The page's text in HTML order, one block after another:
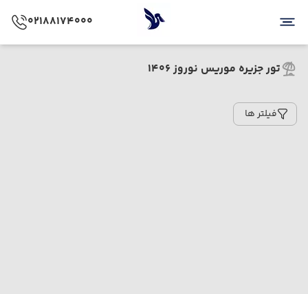
02188174000
تور جزیره موریس نوروز 1406
فیلتر ها